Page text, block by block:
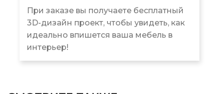
При заказе вы получаете бесплатный
3D-дизайн проект, чтобы увидеть, как
идеально впишется ваша мебель в
интерьер!